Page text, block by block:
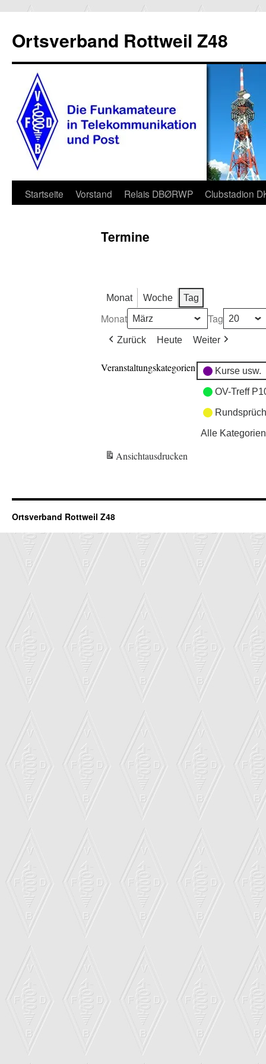
Ortsverband Rottweil Z48
Zum
Startseite Vorstand Relais DBØRWP Clubstadion
Termine
Monat Woche Tag
Monat Tag
Zurück Heute Weiter
Veranstaltungskategorien Kurse usw.
OV-Treff
Alle Kategorien
Ansichtausdrucken
Ortsverband Rottweil Z48